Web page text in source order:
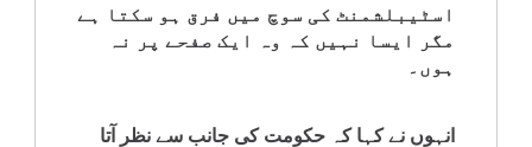
اسٹیبلشمنٹ کی سوچ میں فرق ہو سکتا ہے
مگر ایسا نہیں کہ وہ ایک صفحے پر نہ
ہوں۔
انہوں نے کہا کہ حکومت کی جانب سے نظر آتا